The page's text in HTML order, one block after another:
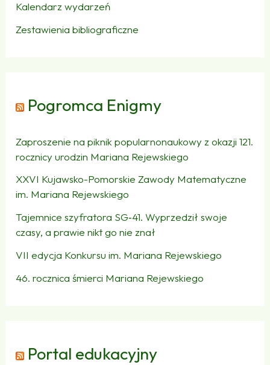
Kalendarz wydarzeń
Zestawienia bibliograficzne
Pogromca Enigmy
Zaproszenie na piknik popularnonaukowy z okazji 121.
rocznicy urodzin Mariana Rejewskiego
XXVI Kujawsko-Pomorskie Zawody Matematyczne
im. Mariana Rejewskiego
Tajemnice szyfratora SG‑41. Wyprzedził swoje
czasy, a prawie nikt go nie znał
VII edycja Konkursu im. Mariana Rejewskiego
46. rocznica śmierci Mariana Rejewskiego
Portal edukacyjny